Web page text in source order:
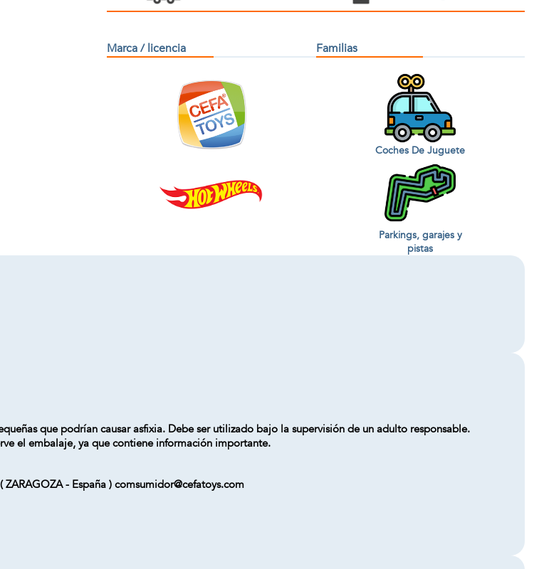
Marca / licencia Familias
Coches De Juguete
Parkings, garajes y
pistas
que podrían causar asfixia. Debe ser utilizado bajo la supervisión de un adulto responsable.
el embalaje, ya que contiene información importante.
- España ) comsumidor@cefatoys.com